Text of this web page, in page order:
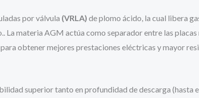
por válvula (VRLA) de plomo ácido, la cual libera
materia AGM actúa como separador entre las
obtener mejores prestaciones eléctricas y mayor
superior tanto en profundidad de descarga (hasta